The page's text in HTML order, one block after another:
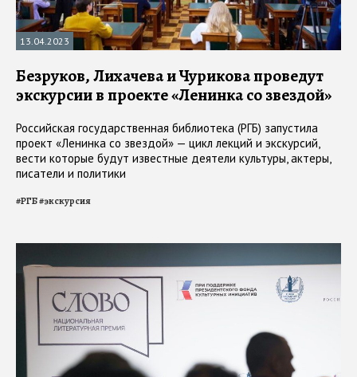
13.04.2023
Безруков, Лихачева и Чурикова проведут
экскурсии в проекте «Ленинка со звездой»
Российская государственная библиотека (РГБ) запустила
проект «Ленинка со звездой» — цикл лекций и экскурсий,
вести которые будут известные деятели культуры, актеры,
писатели и политики
#РГБ#экскурсия